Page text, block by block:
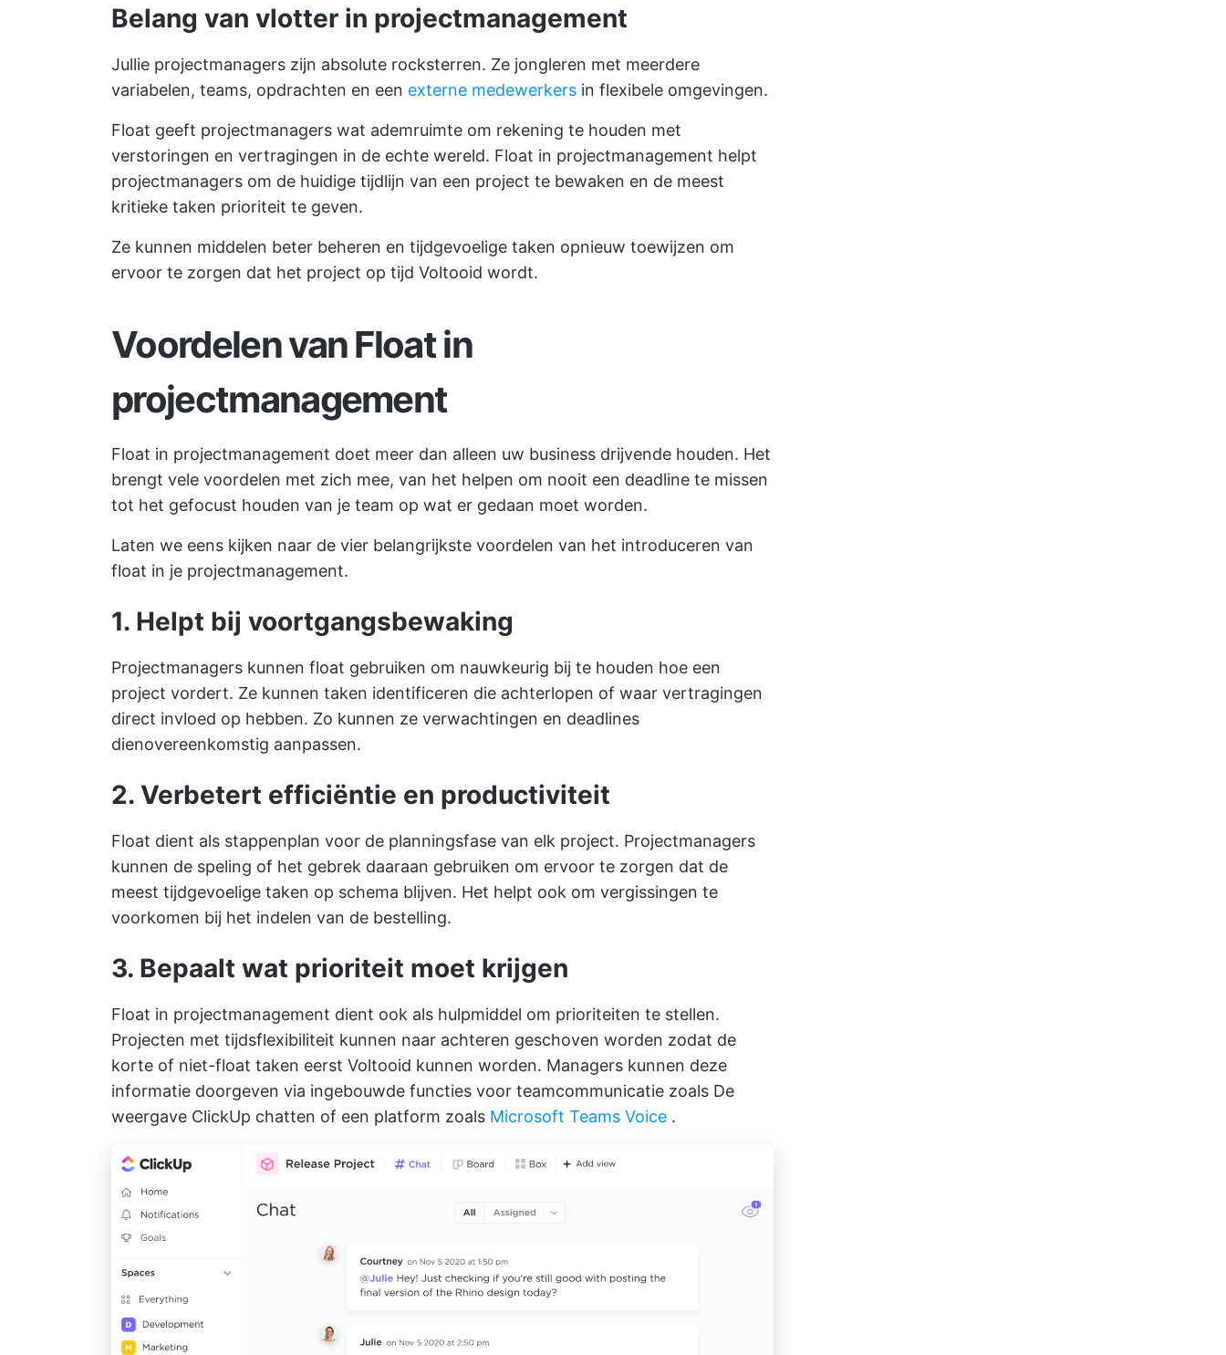
Belang van vlotter in projectmanagement
Jullie projectmanagers zijn absolute rocksterren. Ze jongleren met meerdere
variabelen, teams, opdrachten en een externe medewerkers in flexibele omgevingen.
Float geeft projectmanagers wat ademruimte om rekening te houden met
verstoringen en vertragingen in de echte wereld. Float in projectmanagement helpt
projectmanagers om de huidige tijdlijn van een project te bewaken en de meest
kritieke taken prioriteit te geven.
Ze kunnen middelen beter beheren en tijdgevoelige taken opnieuw toewijzen om
ervoor te zorgen dat het project op tijd Voltooid wordt.
Voordelen van Float in
projectmanagement
Float in projectmanagement doet meer dan alleen uw business drijvende houden. Het
brengt vele voordelen met zich mee, van het helpen om nooit een deadline te missen
tot het gefocust houden van je team op wat er gedaan moet worden.
Laten we eens kijken naar de vier belangrijkste voordelen van het introduceren van
float in je projectmanagement.
1. Helpt bij voortgangsbewaking
Projectmanagers kunnen float gebruiken om nauwkeurig bij te houden hoe een
project vordert. Ze kunnen taken identificeren die achterlopen of waar vertragingen
direct invloed op hebben. Zo kunnen ze verwachtingen en deadlines
dienovereenkomstig aanpassen.
2. Verbetert efficiëntie en productiviteit
Float dient als stappenplan voor de planningsfase van elk project. Projectmanagers
kunnen de speling of het gebrek daaraan gebruiken om ervoor te zorgen dat de
meest tijdgevoelige taken op schema blijven. Het helpt ook om vergissingen te
voorkomen bij het indelen van de bestelling.
3. Bepaalt wat prioriteit moet krijgen
Float in projectmanagement dient ook als hulpmiddel om prioriteiten te stellen.
Projecten met tijdsflexibiliteit kunnen naar achteren geschoven worden zodat de
korte of niet-float taken eerst Voltooid kunnen worden. Managers kunnen deze
informatie doorgeven via ingebouwde functies voor teamcommunicatie zoals De
weergave ClickUp chatten of een platform zoals Microsoft Teams Voice .